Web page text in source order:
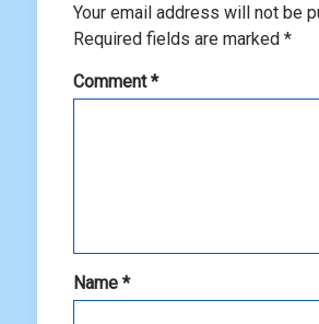
Your email address will not be
Required fields are marked *
Comment*
Name *